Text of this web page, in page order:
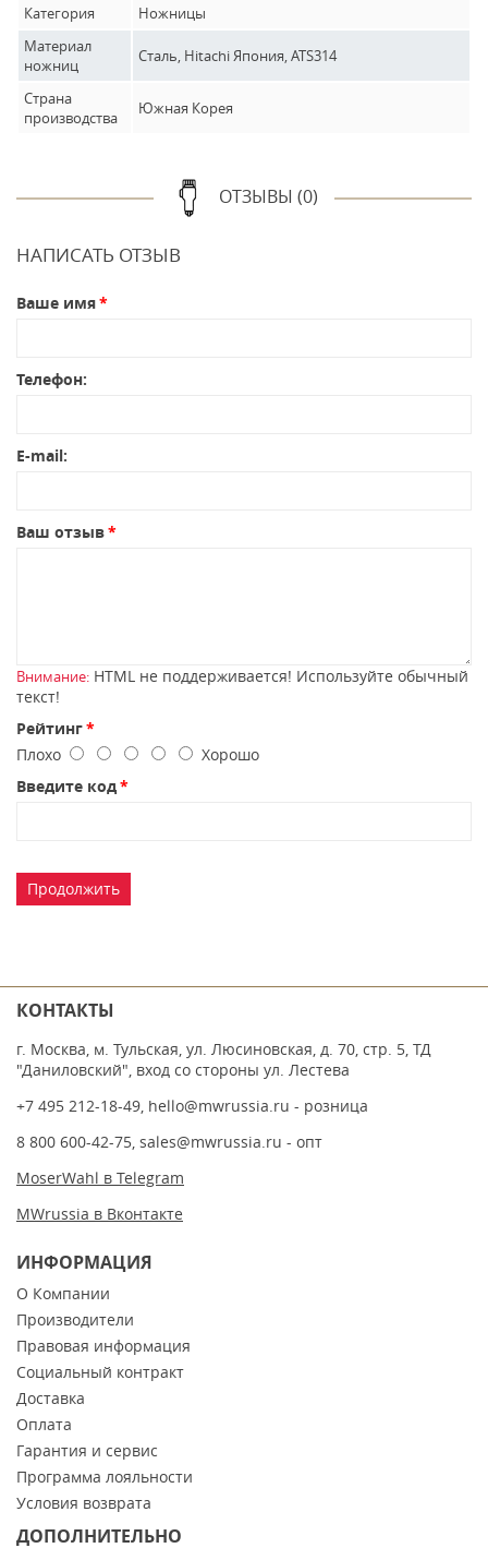
Категория
Ножницы
Материал
ножниц
Сталь, Hitachi Япония, ATS314
Страна
производства
Южная Корея
ОТЗЫВЫ (0)
НАПИСАТЬ ОТЗЫВ
Ваше имя
Телефон:
E-mail:
Ваш отзыв
Внимание: HTML не поддерживается! Используйте обычный
текст!
Рейтинг
Плохо
Хорошо
Введите код
Продолжить
КОНТАКТЫ
г. Москва, м. Тульская, ул. Люсиновская, д. 70, стр. 5, ТД
"Даниловский", вход со стороны ул. Лестева
+7 495 212-18-49, hello@mwrussia.ru - розница
8 800 600-42-75, sales@mwrussia.ru - опт
MoserWahl в Telegram
MWrussia в Вконтакте
ИНФОРМАЦИЯ
О Компании
Производители
Правовая информация
Социальный контракт
Доставка
Оплата
Гарантия и сервис
Программа лояльности
Условия возврата
ДОПОЛНИТЕЛЬНО